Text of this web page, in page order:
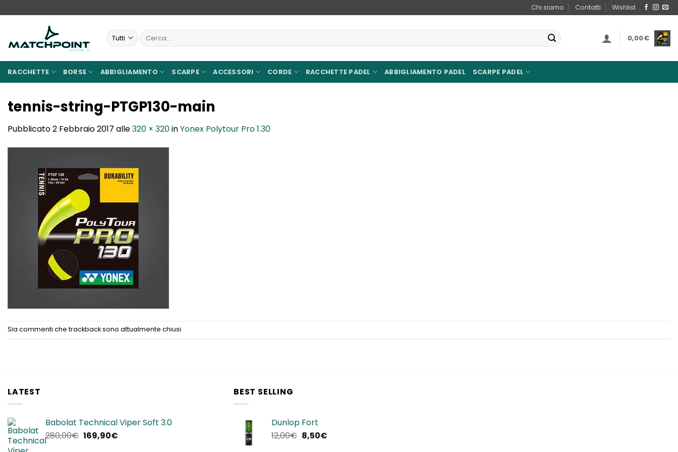
ai
Chi siamo Contatti Wishlist
Cerca: 0,00€
RACCHETTE BORSE ABBIGLIAMENTO SCARPE ACCESSORI CORDE RACCHETTE PADEL ABBIGLIAMENTO PADEL SCARPE PADEL
tennis-string-PTGP130-main
Pubblicato2 Febbraio 2017 alle320 × 320inYonex Polytour Pro 1.30
Sia commenti che trackback sono attualmente chiusi.
LATEST
Babolat Technical Viper Soft 3.0
280,00€ Il
169,90€Il
BEST SELLING
Dunlop Fort
12,00€ Il
8,50€Il